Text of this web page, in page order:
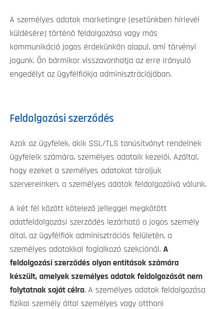
A személyes adatok marketingre (esetünkben hírlevél
küldésére) történő feldolgozása vagy más
kommunikáció jogos érdekünkön alapul, ami törvényi
jogunk. Ön bármikor visszavonhatja az erre irányuló
engedélyt az ügyfélfiókja adminisztrációjában.
Feldolgozási szerződés
Azok az ügyfelek, akik SSL/TLS tanúsítványt rendelnek
ügyfeleik számára, személyes adataik kezelői. Azáltal,
hogy ezeket a személyes adatokat tároljuk
szervereinken, a személyes adatok feldolgozóivá válunk.
A két fél között kötelező jelleggel megkötött
adatfeldolgozási szerződés lezárható a jogos személy
által, az ügyfélfiók adminisztrációs felületén, a
személyes adatokkal foglalkozó szekciónál. A
feldolgozási szerződés olyan entitások számára
készült, amelyek személyes adatok feldolgozását nem
folytatnak saját célra. A személyes adatok feldolgozása
fizikai személy által személyes vagy otthoni